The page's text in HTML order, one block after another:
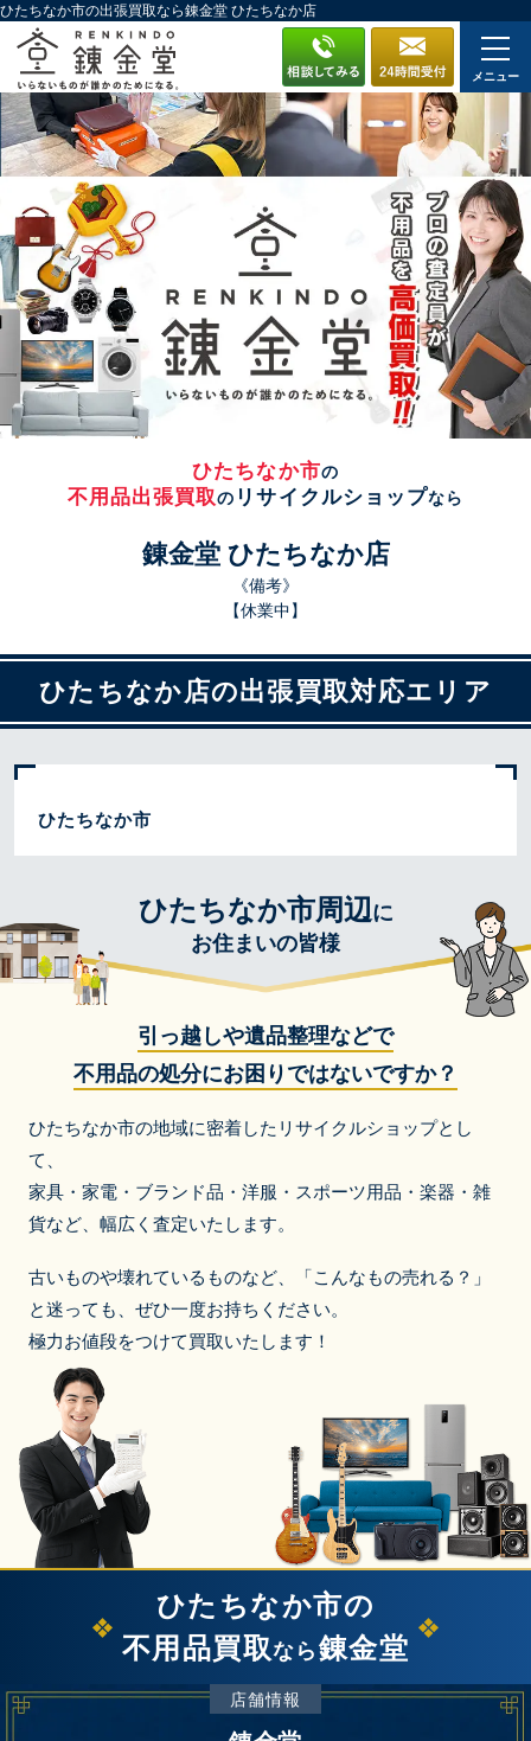
ひたちなか市の出張買取なら錬金堂 ひたちなか店
メニュー
ひたちなか市の
不用品出張買取の リサイクルショップなら
錬金堂 ひたちなか店
《備考》
【休業中】
ひたちなか店の出張買取対応エリア
ひたちなか市
ひたちなか市周辺に
お住まいの皆様
引っ越しや遺品整理などで
不用品の処分にお困りではないですか？
ひたちなか市の地域に密着したリサイクルショップとし
て、
家具・家電・ブランド品・洋服・スポーツ用品・楽器・雑
貨など、 幅広く査定いたします。
古いものや壊れているものなど、「こんなもの売れる？」
と迷っても、ぜひ一度お持ちください。
極力お値段をつけて買取いたします！
ひたちなか市の
不用品買取なら 錬金堂
店舗情報